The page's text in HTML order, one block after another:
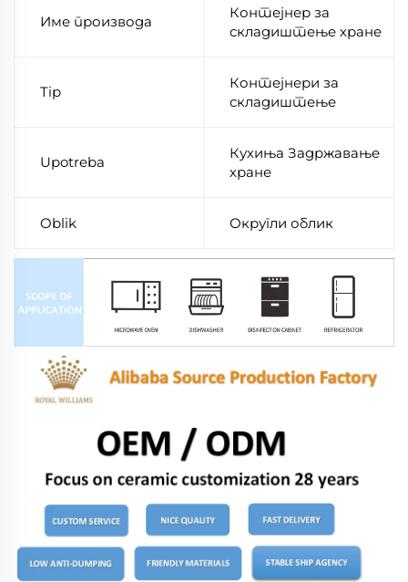
Име производа
Контејнер за
складиштење хране
Tip
Контејнери за
складиштење
Upotreba
Кухиња Задржавање
хране
Oblik Округли облик